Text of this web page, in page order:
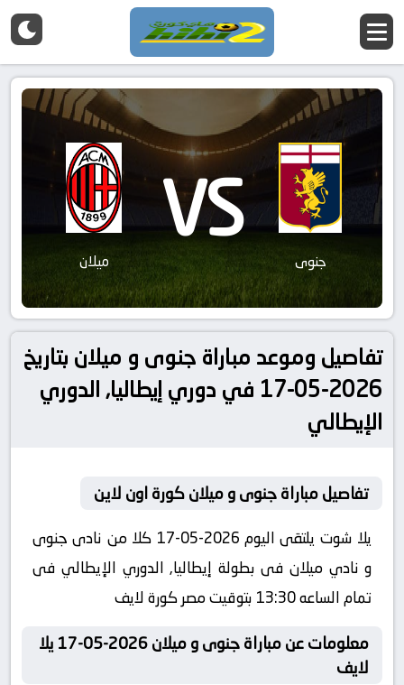
جنوى VS ميلان
تفاصيل وموعد مباراة جنوى و ميلان بتاريخ
2026-05-17 في دوري إيطاليا, الدوري
الإيطالي
تفاصيل مباراة جنوى و ميلان كورة اون لاين
يلا شوت يلتقى اليوم 2026-05-17 كلا من نادى جنوى
و نادي ميلان فى بطولة إيطاليا, الدوري الإيطالي فى
تمام الساعه 13:30 بتوقيت مصر كورة لايف
معلومات عن مباراة جنوى و ميلان 2026-05-17 يلا
لايف